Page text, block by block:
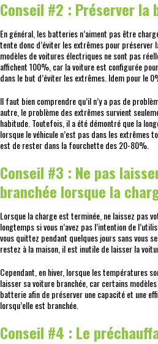
Conseil #2 : Préserver la
En général, les batteries n’aiment pas être
tente donc d’éviter les extrêmes pour préserver
modèles de voitures électriques ne sont pas
affichent 100%, car la voiture est configurée
dans le but d’éviter les extrêmes. Idem pour le
Il faut bien comprendre qu’il n’y a pas de
autre, le problème des extrêmes survient
habitude. Toutefois, il a été démontré que la
lorsque le véhicule n’est pas dans les extrêmes
est de rester dans la fourchette des 20-80%.
Conseil #3 : Ne pas
branchée lorsque la
Lorsque la charge est terminée, ne laissez pas
longtemps si vous n’avez pas l’intention de
vous quittez pendant quelques jours sans vous
restez à la maison, il est inutile de laisser la
Cependant, en hiver, lorsque les températures
laisser sa voiture branchée, car certains
batterie afin de préserver une capacité et une
lorsqu’elle est branchée.
Conseil #4 : Le